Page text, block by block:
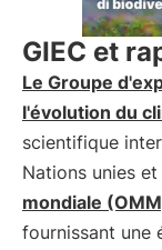
GIEC et
Le Groupe
l'évolution du
scientifique
Nations unies et
mondiale
fournissant une